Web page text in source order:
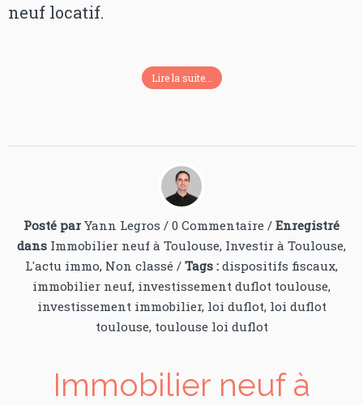
neuf locatif.
Lire la suite...
Posté par Yann Legros / 0 Commentaire / Enregistré
dans Immobilier neuf à Toulouse, Investir à Toulouse,
L'actu immo, Non classé / Tags : dispositifs fiscaux,
immobilier neuf, investissement duflot toulouse,
investissement immobilier, loi duflot, loi duflot
toulouse, toulouse loi duflot
Immobilier neuf à